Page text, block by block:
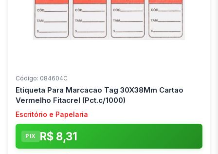
Código: 084604C
Etiqueta Para Marcacao Tag 30X38Mm Cartao
Vermelho Fitacrel (Pct.c/1000)
Escritório e Papelaria
PIX R$ 8,31